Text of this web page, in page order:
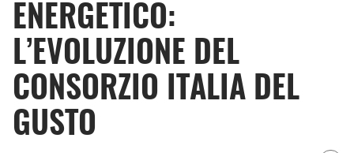
ENERGETICO:
L’EVOLUZIONE DEL
CONSORZIO ITALIA DEL
GUSTO